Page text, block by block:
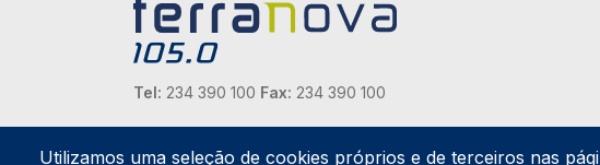
Tel: 234 390 100 Fax: 234 390 100
Endereço Postal
Apartado 42
Utilizamos uma seleção de cookies próprios e de terceiros nas